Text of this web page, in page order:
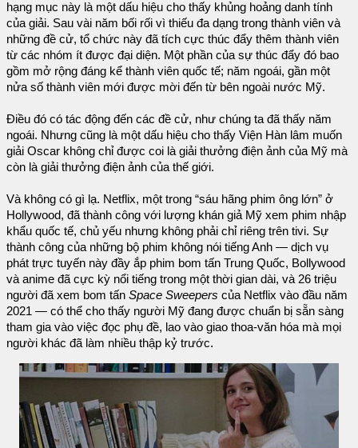
hạng mục này là một dấu hiệu cho thấy khủng hoảng danh tính
của giải. Sau vài năm bối rối vì thiếu đa dạng trong thành viên và
những đề cử, tổ chức này đã tích cực thúc đẩy thêm thành viên
từ các nhóm ít được đại diện. Một phần của sự thúc đẩy đó bao
gồm mở rộng đáng kể thành viên quốc tế; năm ngoái, gần một
nửa số thành viên mới được mời đến từ bên ngoài nước Mỹ.
Điều đó có tác động đến các đề cử, như chúng ta đã thấy năm
ngoái. Nhưng cũng là một dấu hiệu cho thấy Viện Hàn lâm muốn
giải Oscar không chỉ được coi là giải thưởng điện ảnh của Mỹ mà
còn là giải thưởng điện ảnh của thế giới.
Và không có gì lạ. Netflix, một trong “sáu hãng phim ông lớn” ở
Hollywood, đã thành công với lượng khán giả Mỹ xem phim nhập
khẩu quốc tế, chủ yếu nhưng không phải chỉ riêng trên tivi. Sự
thành công của những bộ phim không nói tiếng Anh — dịch vụ
phát trực tuyến này đầy ắp phim bom tấn Trung Quốc, Bollywood
và anime đã cực kỳ nổi tiếng trong một thời gian dài, và 26 triệu
người đã xem bom tấn Space Sweepers của Netflix vào đầu năm
2021 — có thể cho thấy người Mỹ đang được chuẩn bị sẵn sàng
tham gia vào việc đọc phụ đề, lao vào giao thoa-văn hóa mà mọi
người khác đã làm nhiều thập kỷ trước.